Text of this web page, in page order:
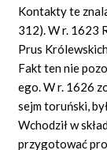
Kontakty te
312). W r. 1623
Prus
Fakt ten nie
ego. W r. 1626
sejm toruński,
Wchodził w
przygotować